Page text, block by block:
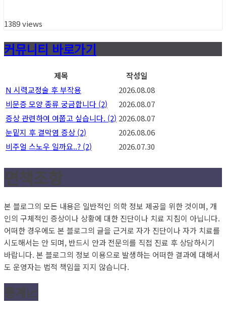
1389 views
커뮤니티 바로가기
제목
작성일
N 시력교정술 후 부작용
2026.08.08
비문증 모양 종류 궁금합니다 (2)
2026.08.07
증상 관련하여 여쭙고 싶습니다. (2) 2026.08.07
눈밑지 후 결막염 증상 (2)
2026.08.06
비주얼 스노우 일까요..? (2) 2026.07.30
면책조항
본 블로그의 모든 내용은 일반적인 의학 정보 제공을 위한 것이며, 개
인의 구체적인 증상이나 상황에 대한 진단이나 치료 지침이 아닙니다.
어떠한 경우에도 본 블로그의 글을 근거로 자가 진단이나 자가 치료를
시도해서는 안 되며, 반드시 안과 전문의를 직접 진료 후 상담하시기
바랍니다. 본 블로그의 정보 이용으로 발생하는 어떠한 결과에 대해서
도 운영자는 법적 책임을 지지 않습니다.
통계📈